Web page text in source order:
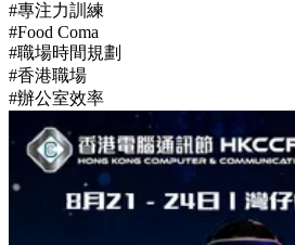
#專注力訓練
#Food Coma
#職場時間規劃
#香港職場
#辦公室效率